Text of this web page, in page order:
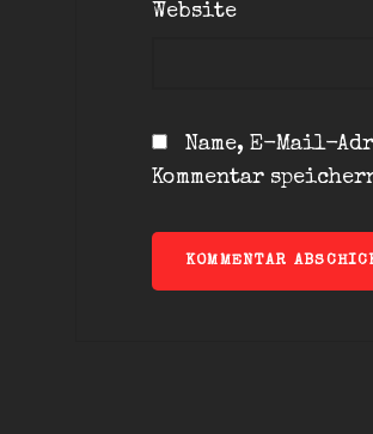
Website
Name, E-Mail-
Kommentar